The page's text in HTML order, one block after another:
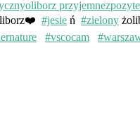
#jesie ń #zielony
#vscocam